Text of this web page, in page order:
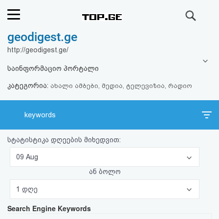
რეიტინგი
ფოსტა
კითხვა-
პასუხი
ავტორიზაცია
რეგისტრაცია
პაროლის
geodigest.ge
http://geodigest.ge/
საინფორმაციო პორტალი
კატეგორია: ახალი ამბები, მედია, ტელევიზია, რადიო
keywords
სტატისტიკა დღეების მიხედვით:
09 Aug
ან ბოლო
1 დღე
Search Engine Keywords